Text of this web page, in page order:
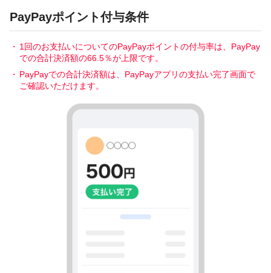
PayPayポイント付与条件
1回のお支払いについてのPayPayポイントの付与率は、PayPay
での合計決済額の66.5％が上限です。
PayPayでの合計決済額は、PayPayアプリの支払い完了画面で
ご確認いただけます。